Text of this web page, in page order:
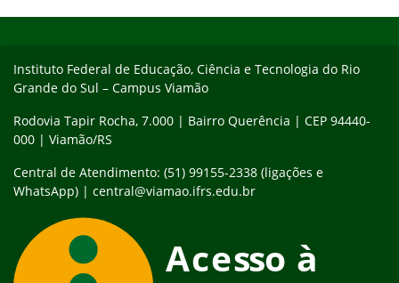
Instituto Federal de Educação, Ciência e Tecnologia do Rio
Grande do Sul – Campus Viamão
Rodovia Tapir Rocha, 7.000 | Bairro Querência | CEP 94440-
000 | Viamão/RS
Central de Atendimento: (51) 99155-2338 (ligações e
WhatsApp) | central@viamao.ifrs.edu.br